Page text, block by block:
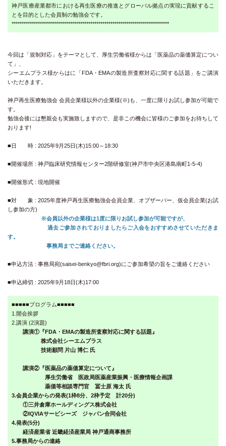
神戸医療産業都市における再生医療の推進とグローバル拠点の実現に貢献するこ
とを目的とした会員制の勉強会です。
******************************************************************************
今回は「規制対応」をテーマとして、厚生労働省様からは「医薬品の薬価算定につい
て」、
シーエムプラス様からはに「FDA・EMAの製造所査察対応に関する話題」をご講演
いただきます。
神戸再生医療勉強会 会員企業様以外の企業様(※)も、一度に限りお試し参加が可能で
す。
勉強会後には懇親会も実施致しますので、是非この機会に皆様のご参加をお待ちして
おります!
■日 時 : 2025年9月25日(木)15:00～18:30
■開催場所 : 神戸臨床研究情報センター2階研修室(神戸市中央区港島南町1-5-4)
■開催形式 : 現地開催
■対 象 : 2025年度神戸再生医療勉強会会員企業、オブザーバー、仮会員企業(お試
し参加の方)
※会員以外の企業様は1度に限りお試し参加が可能ですが、
過去ご参加されておりましたらご入会をおすすめさせていただきま
す。
事務局までご連絡ください。
■申込方法 : 事務局宛(saisei-benkyo@fbri.org)にご参加希望の旨をご連絡ください
■申込締切 : 2025年9月18日(木)17:00
■■■■■プログラム■■■■■
1.開会挨拶
2.講演 (2演題)
講演①『FDA・EMAの製造所査察対応に関する話題』
株式会社シーエムプラス
技術顧問 片山 博仁 氏
講演②『医薬品の薬価算定について』
厚生労働省 医政局医薬産業振興・医療情報企画課
薬価等相談専門官 冨士原 海太 氏
3.会員企業からの発表(1枠8分、2枠予定 計20分)
①三井倉庫ホールディングス株式会社
②IQVIAサービシーズ ジャパン合同会社
4.発表(5分)
経済産業省 近畿経済産業局 神戸通商事務所
5.事務局からの連絡